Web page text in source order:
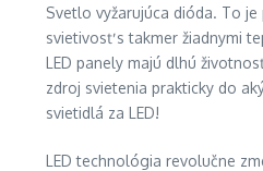
Svetlo vyžarujúca dióda. To
svietivosť s takmer žiadnymi
LED panely majú dlhú
zdroj svietenia prakticky do
svietidlá za LED!
LED technológia revolučne